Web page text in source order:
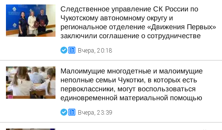
Следственное управление СК России по
Чукотскому автономному округу и
региональное отделение «Движения Первых»
заключили соглашение о сотрудничестве
Вчера, 20:18
Малоимущие многодетные и малоимущие
неполные семьи Чукотки, в которых есть
первоклассники, могут воспользоваться
единовременной материальной помощью
Вчера, 23:39